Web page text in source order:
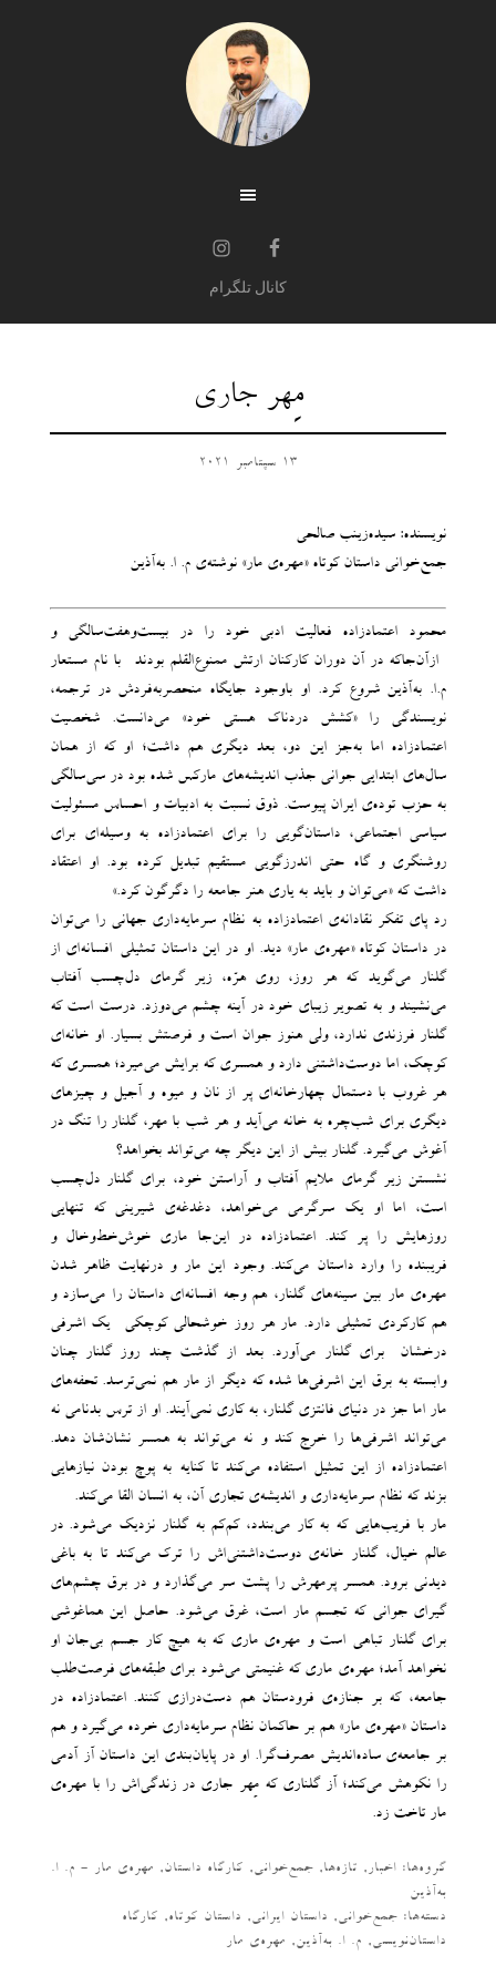
کانال تلگرام
مِهر جاری
13 سپتامبر 2021
نویسنده: سیده‌زینب صالحی
جمع‌خوانی داستان‌ کوتاه «مهره‌ی مار» نوشته‌ی م‌. ا. به‌آذین
محمود اعتمادزاده فعالیت ادبی خود را در بیست‌وهفت‌سالگی و
-ازآن‌جاکه در آن دوران کارکنان ارتش ممنوع‌القلم بودند- با نام مستعار
م.ا. به‌آذین شروع کرد. او باوجود جایگاه منحصربه‌فردش در ترجمه،
نویسندگی را «کشش دردناک هستی خود» می‌دانست. شخصیت
اعتمادزاده اما به‌جز این دو، بعد دیگری هم داشت؛ او که از همان
سال‌های ابتدایی جوانی جذب اندیشه‌های مارکس شده بود در سی‌سالگی
به حزب توده‌ی ایران پیوست. ذوق نسبت به ادبیات و احساس مسئولیت
سیاسی-‌اجتماعی، داستان‌گویی را برای اعتمادزاده به وسیله‌ای برای
روشنگری و گاه حتی اندرزگویی مستقیم تبدیل کرده بود. او اعتقاد
داشت که «می‌توان و باید به یاری هنر جامعه را دگرگون کرد.»
رد پای تفکر نقادانه‌ی اعتمادزاده به نظام سرمایه‌داری جهانی را می‌توان
در داستان کوتاه «مهره‌ی مار» دید. او در این داستان تمثیلی-‌افسانه‌ای از
گلنار می‌گوید که هر روز، روی هرّه، زیر گرمای دل‌چسب آفتاب
می‌نشیند و به تصویر زیبای خود در آینه چشم می‌دوزد. درست است که
گلنار فرزندی ندارد، ولی هنوز جوان است و فرصتش بسیار. او خانه‌ای
کوچک، اما دوست‌داشتنی دارد و همسری که برایش می‌میرد؛ همسری که
هر غروب با دستمال چهارخانه‌ای پر از نان و میوه و آجیل و چیزهای
دیگری برای شب‌چره به خانه می‌آید و هر شب با مهر، گلنار را تنگ در
آغوش می‌گیرد. گلنار بیش از این دیگر چه می‌تواند بخواهد؟
نشستن زیر گرمای ملایم آفتاب و آراستن خود، برای گلنار دل‌چسب
است، اما او یک سرگرمی می‌خواهد، دغدغه‌ی شیرینی که تنهایی
روزهایش را پر کند. اعتمادزاده در این‌جا ماری خوش‌خط‌وخال و
فریبنده را وارد داستان می‌کند. وجود این مار و درنهایت ظاهر شدن
مهره‌ی مار بین سینه‌های گلنار، هم وجه افسانه‌ای داستان را می‌سازد و
هم کارکردی تمثیلی دارد. مار هر روز خوشحالی کوچکی -یک اشرفی
درخشان- برای گلنار می‌آورد. بعد از گذشت چند روز گلنار چنان
وابسته به برق این اشرفی‌ها شده که دیگر از مار هم نمی‌ترسد. تحفه‌های
مار اما جز در دنیای فانتزی گلنار، به کاری نمی‌آیند. او از ترس بدنامی نه
می‌تواند اشرفی‌ها را خرج کند و نه می‌تواند به همسر نشان‌شان دهد.
اعتمادزاده از این تمثیل استفاده می‌کند تا کنایه به پوچ بودن نیازهایی
بزند که نظام سرمایه‌داری و اندیشه‌ی تجاری آن، به انسان القا می‌کند.
مار با فریب‌هایی که به کار می‌بندد، کم‌کم به گلنار نزدیک می‌شود. در
عالم خیال، گلنار خانه‌ی دوست‌داشتنی‌اش را ترک می‌کند تا به باغی
دیدنی برود. همسر پرمهرش را پشت سر می‌گذارد و در برق چشم‌های
گیرای جوانی که تجسم مار است، غرق می‌شود. حاصل این هماغوشی
برای گلنار تباهی است و مهره‌ی ماری که به هیچ کار جسم بی‌جان او
نخواهد آمد؛ مهره‌ی ماری که غنیمتی می‌شود برای طبقه‌های فرصت‌طلب
جامعه، که بر جنازه‌ی فرودستان هم دست‌درازی کنند. اعتمادزاده در
داستان «مهره‌ی مار» هم بر حاکمان نظام سرمایه‌داری خرده می‌گیرد و هم
بر جامعه‌ی ساده‌اندیش مصرف‌گرا. او در پایان‌بندی این داستان آز آدمی
را نکوهش می‌کند؛ آز گلناری که مِهر جاری در زندگی‌اش را با مهره‌ی
مار تاخت زد.
گروه‌ها: اخبار, تازه‌ها, جمع‌خوانی, کارگاه داستان, مهره‌ی مار - م. ا.
به‌آذین
دسته‌‌ها: جمع‌خوانی, داستان ایرانی, داستان کوتاه, کارگاه
داستان‌نویسی, م. ا. به‌آذین, مهره‌ی مار